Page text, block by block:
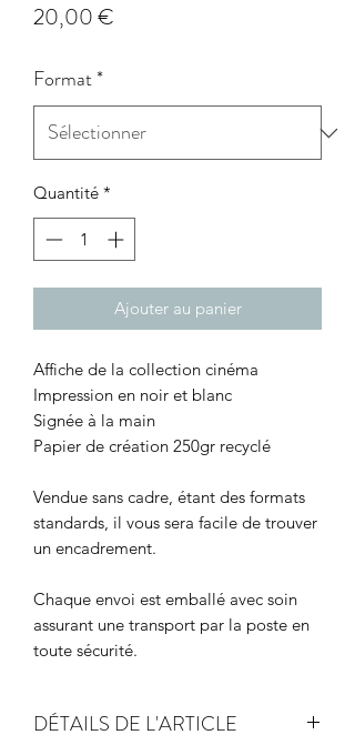
20,00 €
Format*
Quantité *
Ajouter au panier
Affiche de la collection cinéma
Impression en noir et blanc
Signée à la main
Papier de création 250gr recyclé
Vendue sans cadre, étant des formats
standards, il vous sera facile de trouver
un encadrement.
Chaque envoi est emballé avec soin
assurant une transport par la poste en
toute sécurité.
DÉTAILS DE L'ARTICLE